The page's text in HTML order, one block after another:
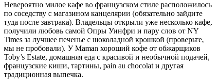
Невероятно милое кафе во французском стиле расположилось
по соседству с магазином канцелярии (обязательно зайдите
туда после завтрака). Владельцы открыли уже несколько кафе,
получили любовь самой Опры Уинфри и пару слов от NY
Times за лучшее печенье с шоколадной крошкой (проверьте,
мы не пробовали). У Maman хороший кофе от обжарщиков
Toby’s Estate, домашняя еда с красивой и необычной подачей,
французские киши, тартины, pain au chocolat и другая
традиционная выпечка.